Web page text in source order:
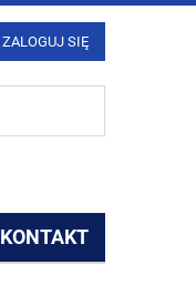
ZALOGUJ SIĘ
KONTAKT